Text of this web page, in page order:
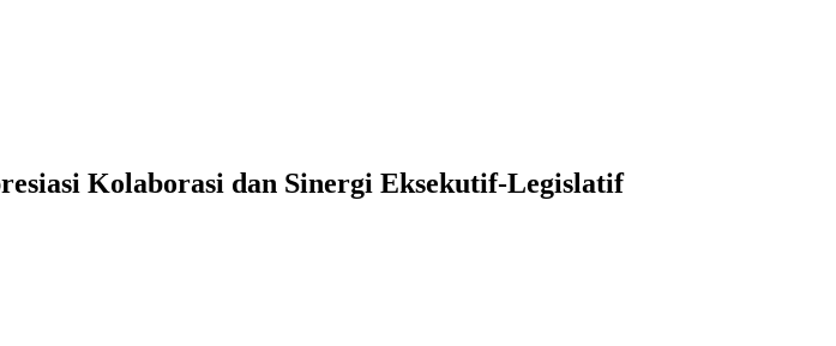
Kolaborasi dan Sinergi Eksekutif-Legislatif